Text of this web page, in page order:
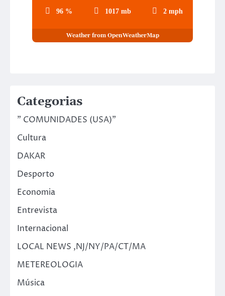
96 % 1017 mb 2 mph
Weather from OpenWeatherMap
Categorias
" COMUNIDADES (USA)"
Cultura
DAKAR
Desporto
Economia
Entrevista
Internacional
LOCAL NEWS ,NJ/NY/PA/CT/MA
METEREOLOGIA
Música